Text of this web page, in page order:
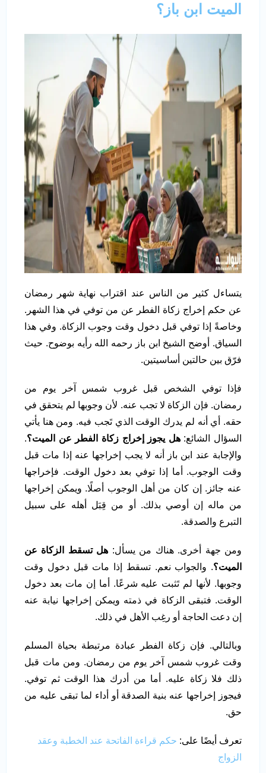
الميت ابن باز؟
يتساءل كثير من الناس عند اقتراب نهاية شهر رمضان
عن حكم إخراج زكاة الفطر عن من توفي في هذا الشهر.
وخاصةً إذا توفي قبل دخول وقت وجوب الزكاة. وفي هذا
السياق. أوضح الشيخ ابن باز رحمه الله رأيه بوضوح. حيث
فرّق بين حالتين أساسيتين.
فإذا توفي الشخص قبل غروب شمس آخر يوم من
رمضان. فإن الزكاة لا تجب عنه. لأن وجوبها لم يتحقق في
حقه. أي أنه لم يدرك الوقت الذي تَجب فيه. ومن هنا يأتي
السؤال الشائع:هل يجوز إخراج زكاة الفطر عن الميت؟.
والإجابة عند ابن باز أنه لا يجب إخراجها عنه إذا مات قبل
وقت الوجوب. أما إذا توفي بعد دخول الوقت. فإخراجها
عنه جائز. إن كان من أهل الوجوب أصلًا. ويمكن إخراجها
من ماله إن أوصي بذلك. أو من قِبَل أهله على سبيل
التبرع والصدقة.
ومن جهة أخرى. هناك من يسأل: هل تسقط الزكاة عن
الميت؟. والجواب نعم. تسقط إذا مات قبل دخول وقت
وجوبها. لأنها لم تَثبت عليه شرعًا. أما إن مات بعد دخول
الوقت. فتبقى الزكاة في ذمته ويمكن إخراجها نيابة عنه
إن دعت الحاجة أو رغِب الأهل في ذلك.
وبالتالي. فإن زكاة الفطر عبادة مرتبطة بحياة المسلم
وقت غروب شمس آخر يوم من رمضان. ومن مات قبل
ذلك فلا زكاة عليه. أما من أدرك هذا الوقت ثم توفي.
فيجوز إخراجها عنه بنية الصدقة أو أداء لما تبقى عليه من
حق.
تعرف أيضًا على: حكم قراءة الفاتحة عند الخطبة وعقد
الزواج